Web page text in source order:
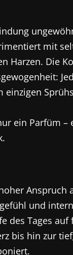
mit
Harzen. Die
einzigen
ein Parfüm –
Anspruch
und
des Tages auf
bis hin zur